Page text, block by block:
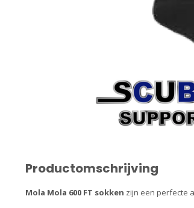
Productomschrijving
Mola Mola 600 FT sokken zijn een perfecte